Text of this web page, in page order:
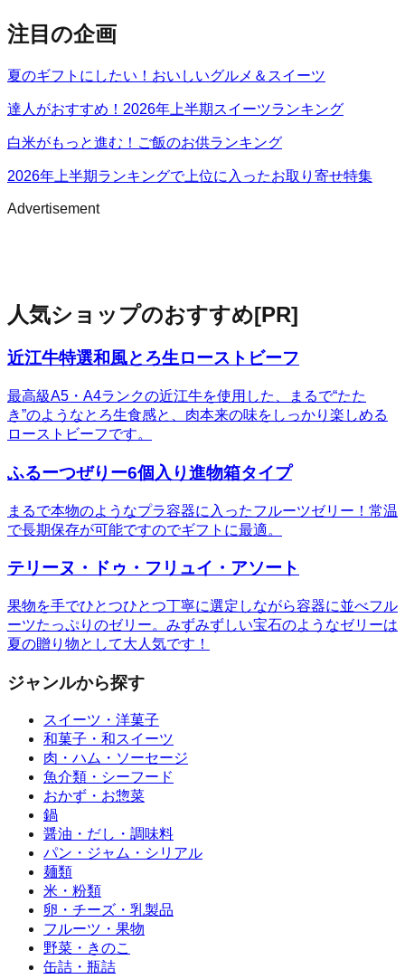
注目の企画
夏のギフトにしたい！おいしいグルメ＆スイーツ
達人がおすすめ！2026年上半期スイーツランキング
白米がもっと進む！ご飯のお供ランキング
2026年上半期ランキングで上位に入ったお取り寄せ特集
Advertisement
人気ショップのおすすめ[PR]
近江牛特選和風とろ生ローストビーフ
最高級A5・A4ランクの近江牛を使用した、まるで“たた
き”のようなとろ生食感と、肉本来の味をしっかり楽しめる
ローストビーフです。
ふるーつぜりー6個入り進物箱タイプ
まるで本物のようなプラ容器に入ったフルーツゼリー！常温
で長期保存が可能ですのでギフトに最適。
テリーヌ・ドゥ・フリュイ・アソート
果物を手でひとつひとつ丁寧に選定しながら容器に並べフル
ーツたっぷりのゼリー。みずみずしい宝石のようなゼリーは
夏の贈り物として大人気です！
ジャンルから探す
スイーツ・洋菓子
和菓子・和スイーツ
肉・ハム・ソーセージ
魚介類・シーフード
おかず・お惣菜
鍋
醤油・だし・調味料
パン・ジャム・シリアル
麺類
米・粉類
卵・チーズ・乳製品
フルーツ・果物
野菜・きのこ
缶詰・瓶詰